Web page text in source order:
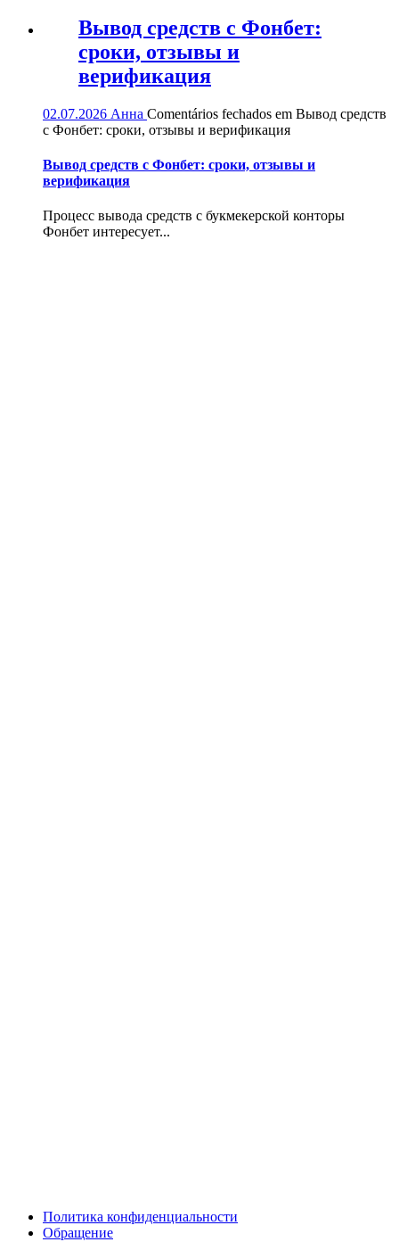
Вывод средств с Фонбет:
сроки, отзывы и
верификация
02.07.2026 Анна Comentários fechados em Вывод средств
с Фонбет: сроки, отзывы и верификация
Вывод средств с Фонбет: сроки, отзывы и
верификация
Процесс вывода средств с букмекерской конторы
Фонбет интересует...
Политика конфиденциальности
Обращение